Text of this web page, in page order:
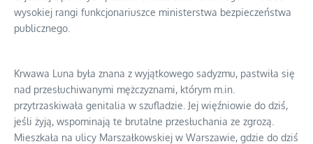
wysokiej rangi funkcjonariuszce ministerstwa bezpieczeństwa
publicznego.
Krwawa Luna była znana z wyjątkowego sadyzmu, pastwiła się
nad przesłuchiwanymi mężczyznami, którym m.in.
przytrzaskiwała genitalia w szufladzie. Jej więźniowie do dziś,
jeśli żyją, wspominają te brutalne przesłuchania ze zgrozą.
Mieszkała na ulicy Marszałkowskiej w Warszawie, gdzie do dziś